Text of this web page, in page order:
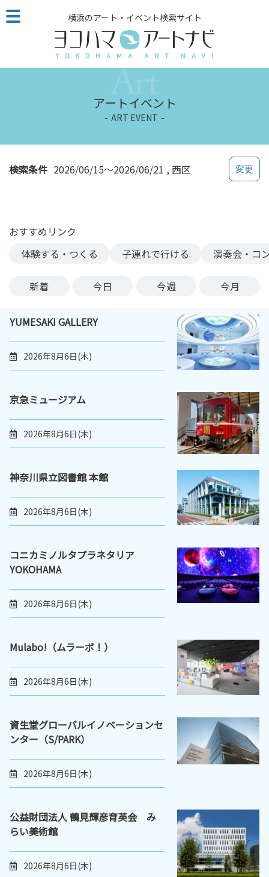
こ
の
ジ
む
横浜のアート・イベント検索サイト
アートイベント
ART EVENT
検索条件 2026/06/15～2026/06/21 西区
おすすめリンク
体験する・つくる
子連れで行ける 演奏会・コ
新着 今日 今週 今月
YUMESAKI GALLERY
2026年8月6日(木)
京急ミュージアム
2026年8月6日(木)
神奈川県立図書館 本館
2026年8月6日(木)
コニカミノルタプラネタリア
YOKOHAMA
2026年8月6日(木)
Mulabo!（ムラーボ！）
2026年8月6日(木)
資生堂グローバルイノベーションセ
ンター（S/PARK）
2026年8月6日(木)
公益財団法人 鶴見輝彦育英会 み
らい美術館
2026年8月6日(木)